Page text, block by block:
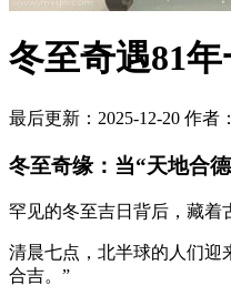
冬至奇遇81
最后更新：2025-12-20 作者
冬至奇缘：当“天地合
罕见的冬至吉日背后，藏着
清晨七点，北半球的人们
合吉。”